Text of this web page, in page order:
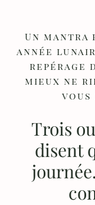
Un
année
repérage
mieux ne
vous
Trois
disent